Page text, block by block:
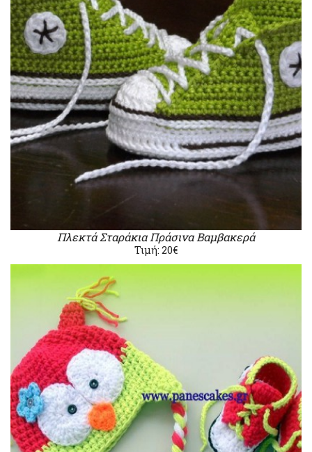
Πλεκτά Σταράκια Πράσινα Βαμβακερά
Τιμή: 20€